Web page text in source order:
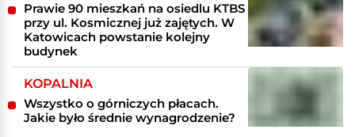
Prawie 90 mieszkań na osiedlu KTBS
przy ul. Kosmicznej już zajętych. W
Katowicach powstanie kolejny
budynek
KOPALNIA
Wszystko o górniczych płacach.
Jakie było średnie wynagrodzenie?